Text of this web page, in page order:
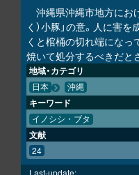
沖縄県沖縄市地方にお
く）小豚」の意。人に害
くと棺桶の切れ端になっ
焼いて処分するべきだと
地域・カテゴリ
日本 沖縄
キーワード
イノシシ・ブタ
文献
24
Last-update: